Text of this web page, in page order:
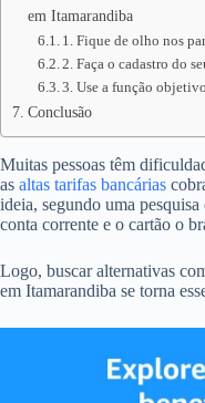
em Itamarandiba
1. Fique de olho nos
2. Faça o cadastro do
3. Use a função
Conclusão
Muitas pessoas têm
as altas tarifas bancárias
ideia, segundo uma
conta corrente e o cartão o
Logo, buscar alternativas
em Itamarandiba se torna